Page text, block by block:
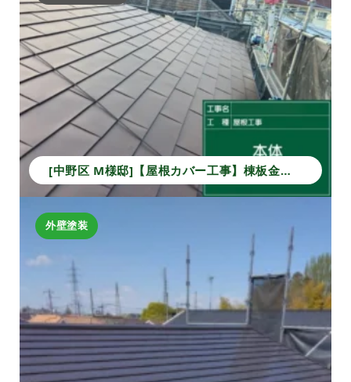
[中野区 M様邸]【屋根カバー工事】棟板金から本体葺きまでの施工事例｜安心の防水・耐久性アップ
外壁塗装